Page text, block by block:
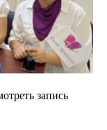
запись